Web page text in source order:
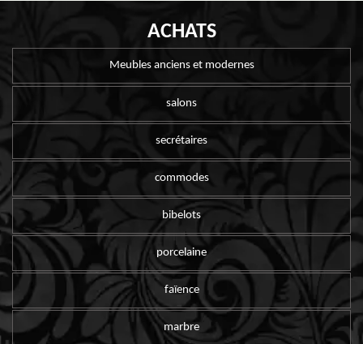
ACHATS
Meubles anciens et modernes
salons
secrétaires
commodes
bibelots
porcelaine
faïence
marbre